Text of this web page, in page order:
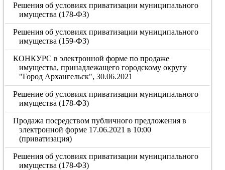
Решения об условиях приватизации муниципального
имущества (178-ФЗ)
Решения об условиях приватизации муниципального
имущества (159-ФЗ)
КОНКУРС в электронной форме по продаже
имущества, принадлежащего городскому округу
"Город Архангельск", 30.06.2021
Решение об условиях приватизации муниципального
имущества (178-ФЗ)
Продажа посредством публичного предложения в
электронной форме 17.06.2021 в 10:00
(приватизация)
Решения об условиях приватизации муниципального
имущества (178-ФЗ)